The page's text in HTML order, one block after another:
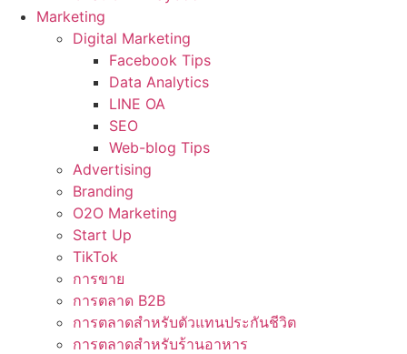
Marketing
Digital Marketing
Facebook Tips
Data Analytics
LINE OA
SEO
Web-blog Tips
Advertising
Branding
O2O Marketing
Start Up
TikTok
การขาย
การตลาด B2B
การตลาดสำหรับตัวแทนประกันชีวิต
การตลาดสำหรับร้านอาหาร